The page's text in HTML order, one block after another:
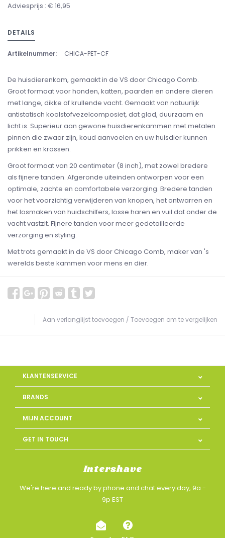
Adviesprijs : € 16,95
DETAILS
Artikelnummer: CHICA-PET-CF
De huisdierenkam, gemaakt in de VS door Chicago Comb.
Groot formaat voor honden, katten, paarden en andere dieren
met lange, dikke of krullende vacht. Gemaakt van natuurlijk
antistatisch koolstofvezelcomposiet, dat glad, duurzaam en
licht is. Superieur aan gewone huisdierenkammen met metalen
pinnen die zwaar zijn, koud aanvoelen en uw huisdier kunnen
prikken en krassen.
Groot formaat van 20 centimeter (8 inch), met zowel bredere
als fijnere tanden. Afgeronde uiteinden ontworpen voor een
optimale, zachte en comfortabele verzorging. Bredere tanden
voor het voorzichtig verwijderen van knopen, het ontwarren en
het losmaken van huidschilfers, losse haren en vuil dat onder de
vacht vastzit. Fijnere tanden voor meer gedetailleerde
verzorging en styling.
Met trots gemaakt in de VS door Chicago Comb, maker van 's
werelds beste kammen voor mens en dier.
Aan verlanglijst toevoegen / Toevoegen om te vergelijken
KLANTENSERVICE
BRANDS
MIJN ACCOUNT
GET IN TOUCH
Intershave
We're here and ready by phone and chat every day, 9a -
9p EST